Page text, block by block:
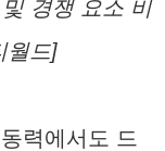
경쟁 요소 비
월드]
력에서도 드